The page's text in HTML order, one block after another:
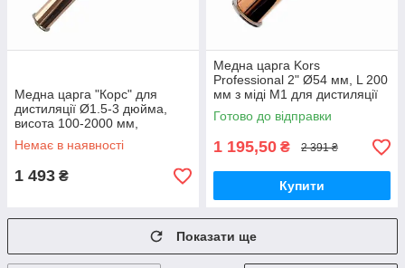
Медна царга "Корс" для
дистиляції Ø1.5-3 дюйма,
висота 100-2000 мм,
індивідуальне виготовлення
під замовлення
Немає в наявності
1 493 ₴
Медна царга Kors
Professional 2" Ø54 мм, L 200
мм з міді М1 для дистиляції
та покращення смаку
дистилятів
Готово до відправки
1 195,50 ₴ 2 391 ₴
Купити
Показати ще